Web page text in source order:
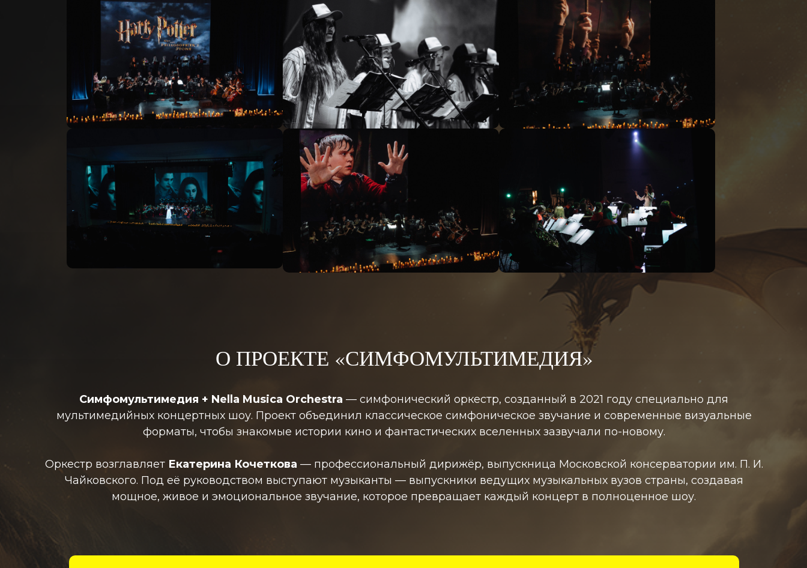
Симфомультимедия + Nella Musica Orchestra — симфонический оркестр, созданный в 2021 году специально для
мультимедийных концертных шоу. Проект объединил классическое симфоническое звучание и современные визуальные
форматы, чтобы знакомые истории кино и фантастических вселенных зазвучали по-новому.
Оркестр возглавляет Екатерина Кочеткова — профессиональный дирижёр, выпускница Московской консерватории им. П. И.
Чайковского. Под её руководством выступают музыканты — выпускники ведущих музыкальных вузов страны, создавая
мощное, живое и эмоциональное звучание, которое превращает каждый концерт в полноценное шоу.
О ПРОЕКТЕ «СИМФОМУЛЬТИМЕДИЯ»